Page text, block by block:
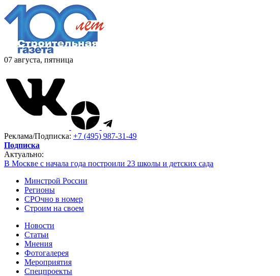
07 августа, пятница
Реклама/Подписка: +7 (495) 987-31-49
Подписка
Актуально:
В Москве с начала года построили 23 школы и детских сада
Минстрой России
Регионы
СРОчно в номер
Строим на своем
Новости
Статьи
Мнения
Фотогалерея
Мероприятия
Спецпроекты